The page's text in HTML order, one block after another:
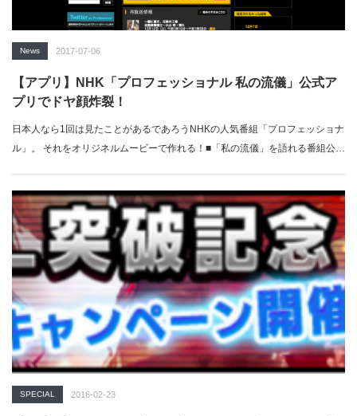
News 2017-07-06
【アプリ】NHK「プロフェッショナル 私の流儀」公式ア
プリでドヤ顔炸裂！
日本人なら1回は見たことがあるであろうNHKの人気番組「プロフェッショナ
ル」。 それをオリジネルムービーで作れる！■「私の流儀」を語れる番組公…
SPECIAL 2016-02-23